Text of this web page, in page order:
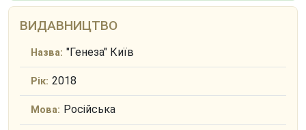
ВИДАВНИЦТВО
Назва: "Генеза" Київ
Рік: 2018
Мова: Російська